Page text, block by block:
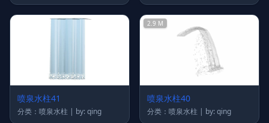
喷泉水柱41
分类：喷泉水柱 | by: qing
2.9 M
喷泉水柱40
分类：喷泉水柱 | by: qing